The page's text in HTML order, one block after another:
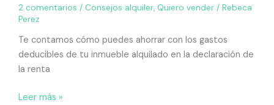
2 comentarios / Consejos alquiler, Quiero vender/ Rebeca
Perez
Te contamos cómo puedes ahorrar con los gastos
deducibles de tu inmueble alquilado en la declaración de
la renta
Leer más »